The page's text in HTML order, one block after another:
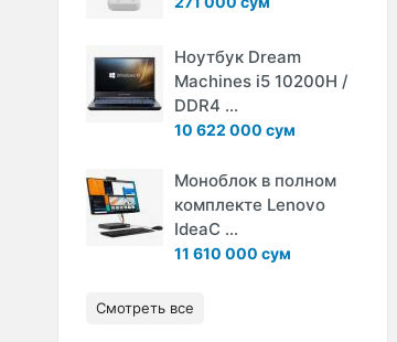
Ноутбук Dream
Machines i5 10200H /
DDR4 ...
10 622 000 сум
Моноблок в полном
комплекте Lenovo
IdeaC ...
11 610 000 сум
Смотреть все